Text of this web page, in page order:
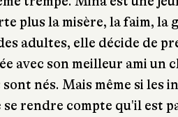
plus la misère, la faim, la
adultes, elle décide de
avec son meilleur ami un
nés. Mais même si les
rendre compte qu'il est